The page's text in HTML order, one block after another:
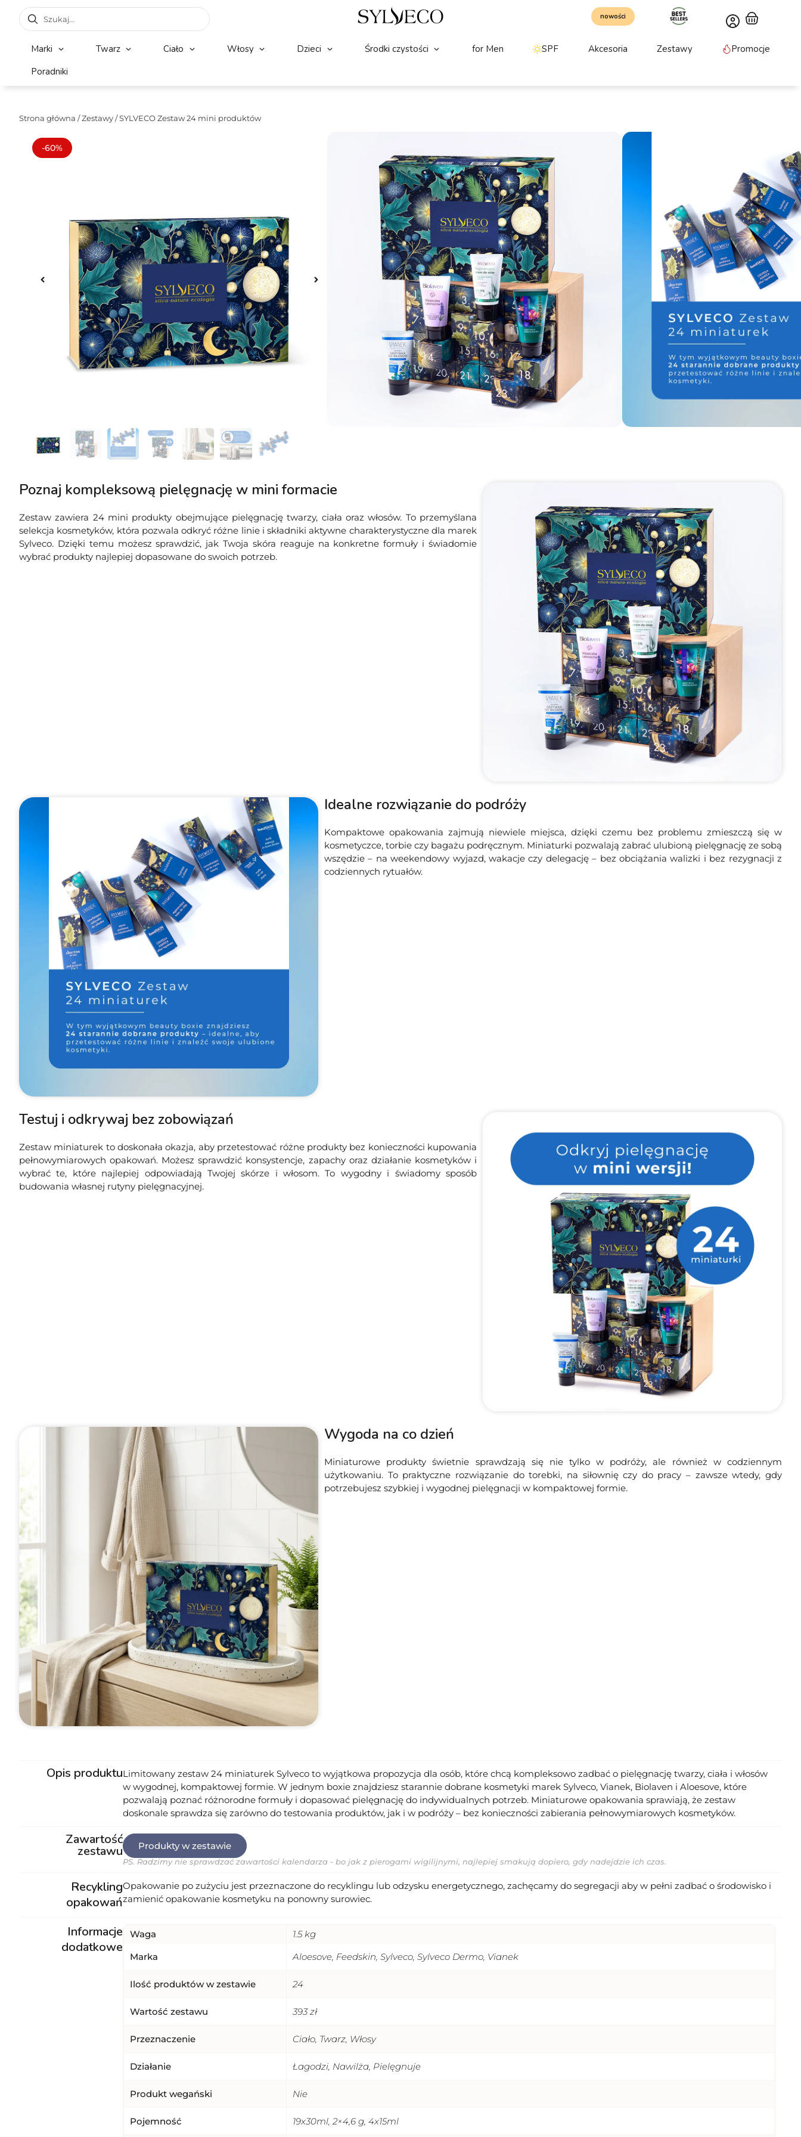
nowości
Marki Twarz Ciało Włosy Dzieci Środki czystości for Men SPF Akcesoria Zestawy
Promocje
Poradniki
Strona główna /Zestawy/ SYLVECO Zestaw 24 mini produktów
-60%
☆☆(22)
SYLVECO Zestaw 24 mini produktów
Uwaga – 4 mini produkty z datą 10.2026
Kalendarz zawiera produkty marek:Aloesove, Feedskin, Sylveco, Sylveco Dermo, Vianek
249.00Zł 99.00Zł
Najniższa cena z 30 dni przed wprowadzeniem promocji:
Na stanie
Dodaj do koszyka
Poznaj kompleksową pielęgnację w mini formacie
Zestaw zawiera 24 mini produkty obejmujące pielęgnację twarzy, ciała oraz włosów. To przemyślana
selekcja kosmetyków, która pozwala odkryć różne linie i składniki aktywne charakterystyczne dla marek
Sylveco. Dzięki temu możesz sprawdzić, jak Twoja skóra reaguje na konkretne formuły i świadomie
wybrać produkty najlepiej dopasowane do swoich potrzeb.
Idealne rozwiązanie do podróży
Kompaktowe opakowania zajmują niewiele miejsca, dzięki czemu bez problemu zmieszczą się w
kosmetyczce, torbie czy bagażu podręcznym. Miniaturki pozwalają zabrać ulubioną pielęgnację ze sobą
wszędzie – na weekendowy wyjazd, wakacje czy delegację – bez obciążania walizki i bez rezygnacji z
codziennych rytuałów.
Testuj i odkrywaj bez zobowiązań
Zestaw miniaturek to doskonała okazja, aby przetestować różne produkty bez konieczności kupowania
pełnowymiarowych opakowań. Możesz sprawdzić konsystencje, zapachy oraz działanie kosmetyków i
wybrać te, które najlepiej odpowiadają Twojej skórze i włosom. To wygodny i świadomy sposób
budowania własnej rutyny pielęgnacyjnej.
Wygoda na co dzień
Miniaturowe produkty świetnie sprawdzają się nie tylko w podróży, ale również w codziennym
użytkowaniu. To praktyczne rozwiązanie do torebki, na siłownię czy do pracy – zawsze wtedy, gdy
potrzebujesz szybkiej i wygodnej pielęgnacji w kompaktowej formie.
Opis produktuLimitowany zestaw 24 miniaturek Sylveco to wyjątkowa propozycja dla osób, które chcą kompleksowo zadbać o pielęgnację twarzy, ciała i włosów
w wygodnej, kompaktowej formie. W jednym boxie znajdziesz starannie dobrane kosmetyki marek Sylveco, Vianek, Biolaven i Aloesove, które
pozwalają poznać różnorodne formuły i dopasować pielęgnację do indywidualnych potrzeb. Miniaturowe opakowania sprawiają, że zestaw
doskonale sprawdza się zarówno do testowania produktów, jak i w podróży – bez konieczności zabierania pełnowymiarowych kosmetyków.
Zawartość
zestawu Produkty w zestawie
PS. Radzimy nie sprawdzać zawartości kalendarza - bo jak z pierogami wigilijnymi, najlepiej smakują dopiero, gdy nadejdzie ich czas.
Recykling
opakowań
Opakowanie po zużyciu jest przeznaczone do recyklingu lub odzysku energetycznego, zachęcamy do segregacji aby w pełni zadbać o środowisko i
zamienić opakowanie kosmetyku na ponowny surowiec.
Informacje
dodatkowe
Waga
1.5 kg
Marka
Aloesove, Feedskin, Sylveco, Sylveco Dermo, Vianek
Ilość produktów w zestawie 24
Wartość zestawu 393 zł
Przeznaczenie Ciało, Twarz, Włosy
Działanie Łagodzi, Nawilża, Pielęgnuje
Produkt wegański Nie
Pojemność 19x30ml, 2×4,6 g, 4x15ml